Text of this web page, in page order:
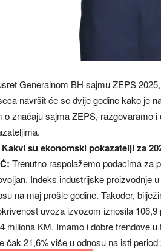
Generalnom BH sajmu ZEPS
navršit će se dvije godine kako je
o značaju sajma ZEPS, razgovaramo
Kakvi su ekonomski pokazatelji za
Trenutno raspolažemo podacima za
Indeks industrijske proizvodnje
na maj prošle godine. Također,
uvoza izvozom iznosila
miliona KM. Imamo i dobre trendove
čak 21,6% više u odnosu na isti period